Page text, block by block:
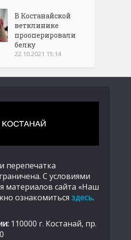
В Костанайской
ветклинике
прооперировали
белку
22.10.2021 15:14
перепечатка
С условиями
материалов сайта «Наш
ознакомиться здесь.
110000 г. Костанай, пр.